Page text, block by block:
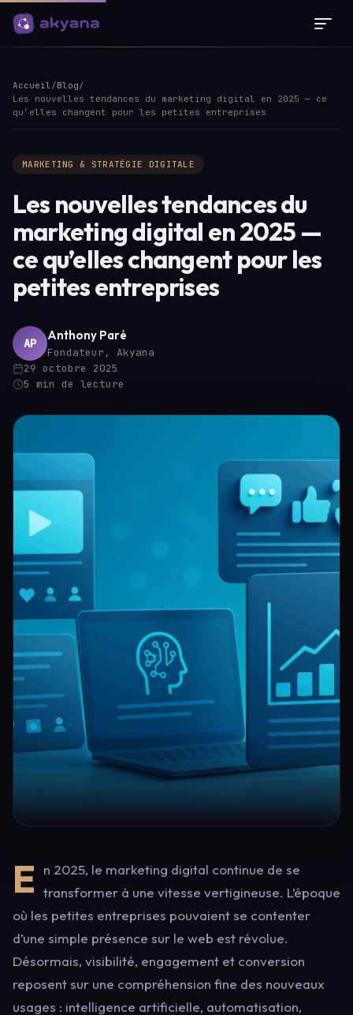
Accueil/Blog/
Les nouvelles tendances du marketing digital en 2025 — ce
qu’elles changent pour les petites entreprises
MARKETING & STRATÉGIE DIGITALE
Les nouvelles tendances du
marketing digital en 2025 —
ce qu’elles changent pour les
petites entreprises
AP
Anthony Paré
Fondateur, Akyana
29 octobre 2025
5 min de lecture
E
n 2025, le marketing digital continue de se
transformer à une vitesse vertigineuse. L’époque
où les petites entreprises pouvaient se contenter
d’une simple présence sur le web est révolue.
Désormais, visibilité, engagement et conversion
reposent sur une compréhension fine des nouveaux
usages : intelligence artificielle, automatisation,
Panneau de gestion des cookies